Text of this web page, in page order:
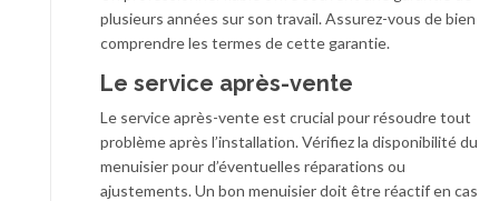
plusieurs années sur son travail. Assurez-vous de bien
comprendre les termes de cette garantie.
Le service après-vente
Le service après-vente est crucial pour résoudre tout
problème après l’installation. Vérifiez la disponibilité du
menuisier pour d’éventuelles réparations ou
ajustements. Un bon menuisier doit être réactif en cas